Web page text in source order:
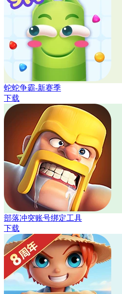
蛇蛇争霸-新赛季
下载
部落冲突账号绑定工具
下载